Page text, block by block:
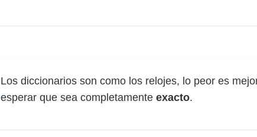
Los diccionarios son como los relojes, lo peor es
esperar que sea completamente exacto.